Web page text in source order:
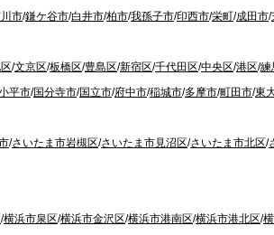
市/鎌ケ谷市/白井市/柏市/我孫子市/印西市/栄町/成田市/
/文京区/板橋区/豊島区/新宿区/千代田区/中央区/港区/練
平市/国分寺市/国立市/府中市/稲城市/多摩市/町田市/東
/さいたま市岩槻区/さいたま市見沼区/さいたま市北区/
/横浜市泉区/横浜市金沢区/横浜市港南区/横浜市港北区/